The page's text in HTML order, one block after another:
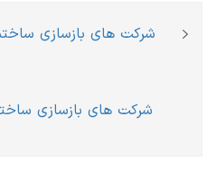
راهبریPrevious
شرکت های بازسازی
Next
شرکت های بازسازی